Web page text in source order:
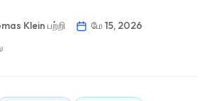
Klein பற்றி
மே 15, 2026